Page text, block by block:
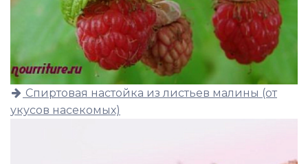
Спиртовая настойка из листьев малины (от
укусов насекомых)